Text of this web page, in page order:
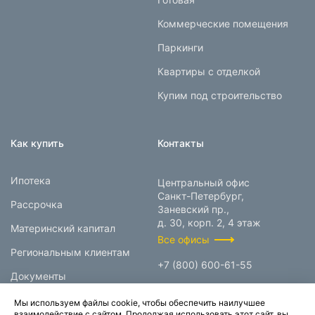
Коммерческие помещения
Паркинги
Квартиры с отделкой
Купим под строительство
Как купить
Ипотека
Рассрочка
Материнский капитал
Региональным клиентам
Документы
Контакты
Центральный офис
Санкт-Петербург,
Заневский пр.,
д. 30, корп. 2, 4 этаж
Все офисы
+7 (800) 600-61-55
Мы используем файлы cookie, чтобы обеспечить наилучшее